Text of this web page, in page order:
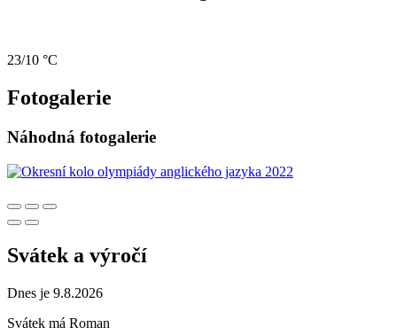
23/10 °C
Fotogalerie
Náhodná fotogalerie
Svátek a výročí
Dnes je 9.8.2026
Svátek má Roman